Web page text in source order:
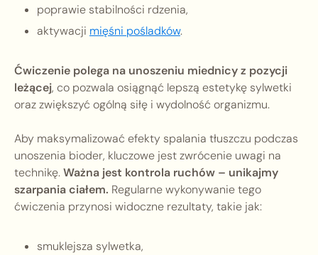
poprawie stabilności rdzenia,
aktywacji mięśni pośladków.
Ćwiczenie polega na unoszeniu miednicy z pozycji
leżącej, co pozwala osiągnąć lepszą estetykę sylwetki
oraz zwiększyć ogólną siłę i wydolność organizmu.
Aby maksymalizować efekty spalania tłuszczu podczas
unoszenia bioder, kluczowe jest zwrócenie uwagi na
technikę.Ważna jest kontrola ruchów – unikajmy
szarpania ciałem. Regularne wykonywanie tego
ćwiczenia przynosi widoczne rezultaty, takie jak:
smuklejsza sylwetka,